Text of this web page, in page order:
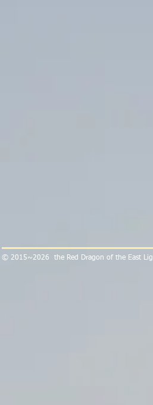
​© 2015~2026 the Red Dragon of the East